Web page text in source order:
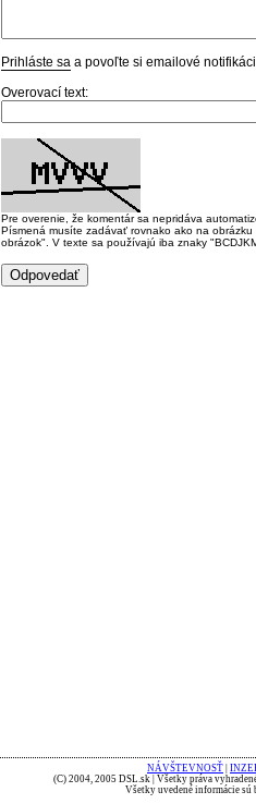
Prihláste sa a povoľte si emailové
Overovací text:
Pre overenie, že komentár sa nepridáva
Písmená musíte zadávať rovnako ako na
obrázok". V texte sa používajú iba znaky
NÁVŠTEVNOSŤ
(C) 2004, 2005 DSL.sk | Všetky práva
Všetky uvedené informácie sú